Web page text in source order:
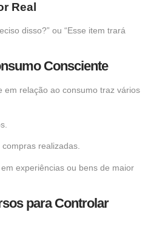
Real
disso?” ou “Esse item trará
Consciente
em relação ao consumo traz vários
realizadas.
experiências ou bens de maior
para Controlar